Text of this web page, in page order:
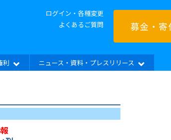
ログイン・各種変更
よくあるご質問
募金・寄
利 ニュース・資料・プレスリリース